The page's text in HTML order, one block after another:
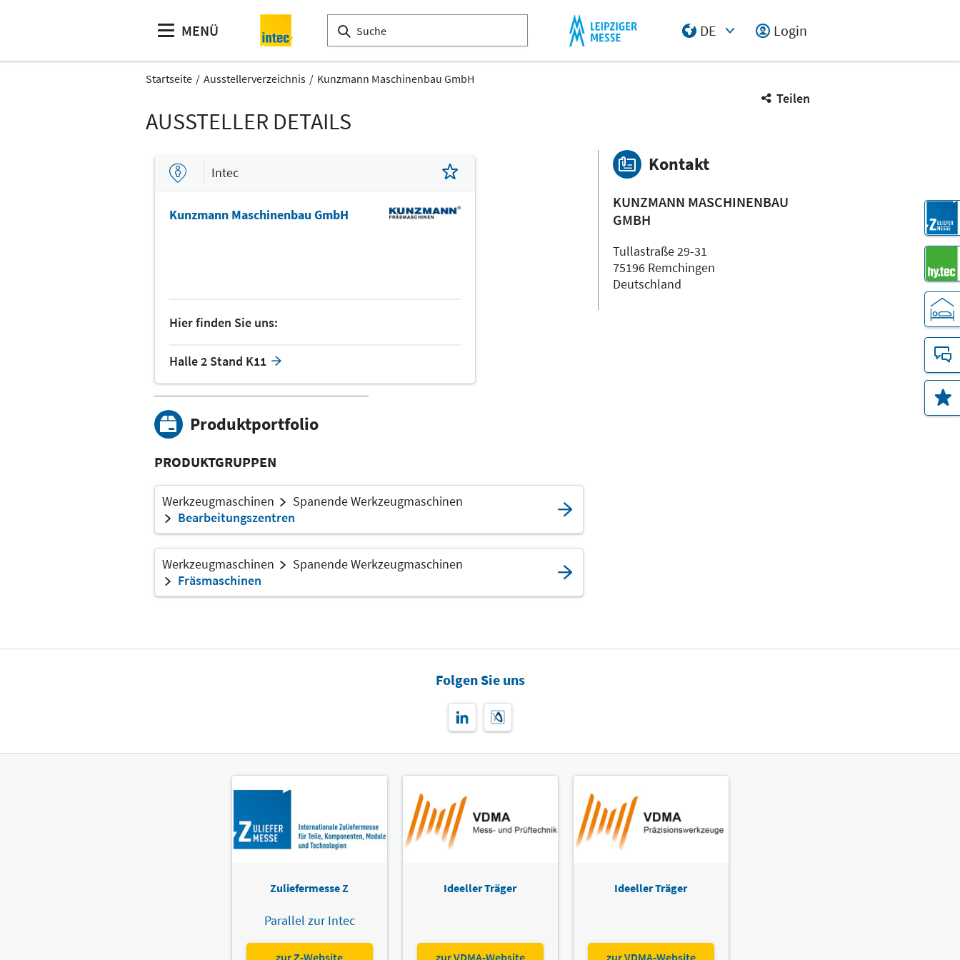
MENÜ
DE
Login
Startseite Ausstellerverzeichnis Kunzmann Maschinenbau GmbH
Teilen
AUSSTELLER DETAILS
Intec
Kunzmann Maschinenbau GmbH
Hier finden Sie uns:
Halle 2 Stand K11
Produktportfolio
PRODUKTGRUPPEN
Werkzeugmaschinen
Spanende Werkzeugmaschinen
Bearbeitungszentren
Werkzeugmaschinen
Spanende Werkzeugmaschinen
Fräsmaschinen
Kontakt
KUNZMANN MASCHINENBAU
GMBH
Tullastraße 29-31
75196 Remchingen
Deutschland
Folgen Sie uns
Zuliefermesse Z
Parallel zur Intec
zur Z-Website
Ideeller Träger
zur VDMA-Website
Ideeller Träger
zur VDMA-Website